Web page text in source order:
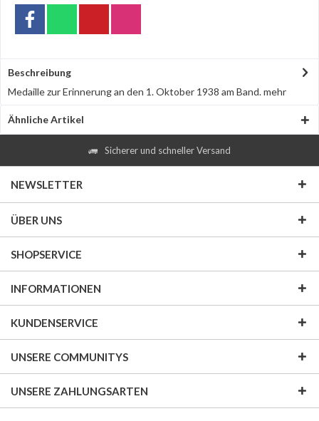
Beschreibung
Medaille zur Erinnerung an den 1. Oktober 1938 am Band.mehr
Ähnliche Artikel
Sicherer und schneller Versand
NEWSLETTER
ÜBER UNS
SHOPSERVICE
INFORMATIONEN
KUNDENSERVICE
UNSERE COMMUNITYS
UNSERE ZAHLUNGSARTEN